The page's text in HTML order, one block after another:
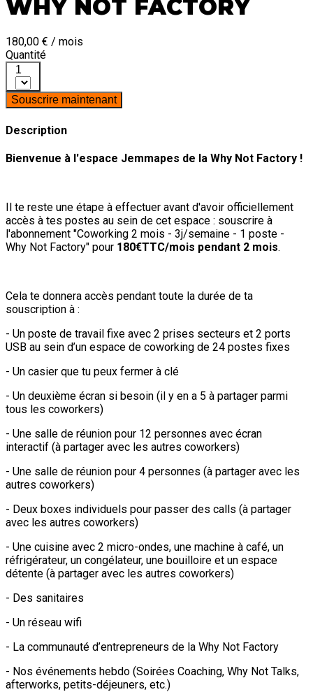
WHY NOT FACTORY
180,00 € / mois
Quantité
1
Souscrire maintenant
Description
Bienvenue à l'espace Jemmapes de la Why Not Factory !
Il te reste une étape à effectuer avant d'avoir officiellement
accès à tes postes au sein de cet espace : souscrire à
l'abonnement "Coworking 2 mois - 3j/semaine - 1 poste -
Why Not Factory" pour 180€TTC/mois pendant 2 mois.
Cela te donnera accès pendant toute la durée de ta
souscription à :
- Un poste de travail fixe avec 2 prises secteurs et 2 ports
USB au sein d’un espace de coworking de 24 postes fixes
- Un casier que tu peux fermer à clé
- Un deuxième écran si besoin (il y en a 5 à partager parmi
tous les coworkers)
- Une salle de réunion pour 12 personnes avec écran
interactif (à partager avec les autres coworkers)
- Une salle de réunion pour 4 personnes (à partager avec les
autres coworkers)
- Deux boxes individuels pour passer des calls (à partager
avec les autres coworkers)
- Une cuisine avec 2 micro-ondes, une machine à café, un
réfrigérateur, un congélateur, une bouilloire et un espace
détente (à partager avec les autres coworkers)
- Des sanitaires
- Un réseau wifi
- La communauté d’entrepreneurs de la Why Not Factory
- Nos événements hebdo (Soirées Coaching, Why Not Talks,
afterworks, petits-déjeuners, etc.)